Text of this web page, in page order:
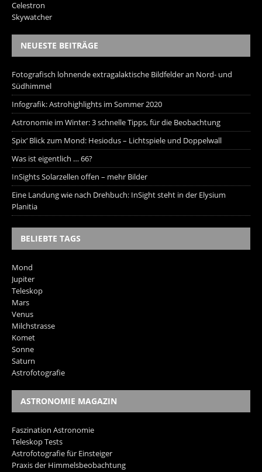
Celestron
Skywatcher
NEUESTE BEITRÄGE
Fotografisch lohnende extragalaktische Bildfelder an Nord- und
Südhimmel
Infografik: Astrohighlights im Sommer 2020
Astronomie im Winter: 3 schnelle Tipps, für die Beobachtung
Spix‘ Blick zum Mond: Hesiodus – Lichtspiele und Doppelwall
Was ist eigentlich … 66?
InSights Solarzellen offen – mehr Bilder
Eine Landung wie nach Drehbuch: InSight steht in der Elysium
Planitia
BELIEBTE TAGS
Mond
Jupiter
Teleskop
Mars
Venus
Milchstrasse
Komet
Sonne
Saturn
Astrofotografie
ASTRONOMIE MAGAZIN
Faszination Astronomie
Teleskop Tests
Astrofotografie für Einsteiger
Praxis der Himmelsbeobachtung